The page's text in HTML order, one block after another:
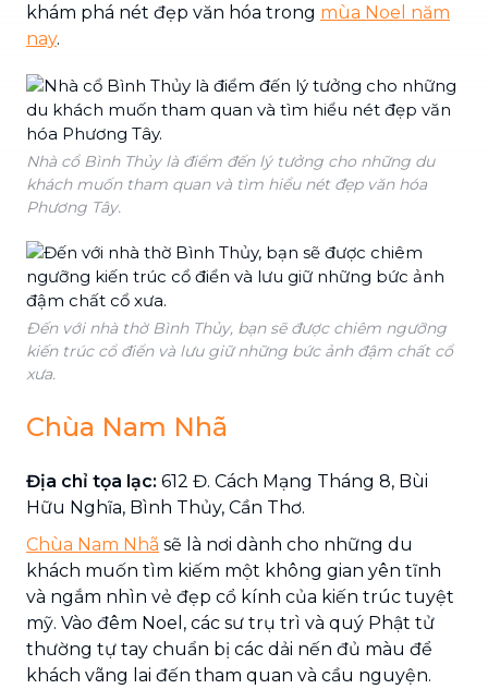
khám phá nét đẹp văn hóa trong mùa Noel năm
nay.
Nhà cổ Bình Thủy là điểm đến lý tưởng cho những du
khách muốn tham quan và tìm hiểu nét đẹp văn hóa
Phương Tây.
Đến với nhà thờ Bình Thủy, bạn sẽ được chiêm ngưỡng
kiến trúc cổ điển và lưu giữ những bức ảnh đậm chất cổ
xưa.
Chùa Nam Nhã
Địa chỉ tọa lạc: 612 Đ. Cách Mạng Tháng 8, Bùi
Hữu Nghĩa, Bình Thủy, Cần Thơ.
Chùa Nam Nhã sẽ là nơi dành cho những du
khách muốn tìm kiếm một không gian yên tĩnh
và ngắm nhìn vẻ đẹp cổ kính của kiến trúc tuyệt
mỹ. Vào đêm Noel, các sư trụ trì và quý Phật tử
thường tự tay chuẩn bị các dải nến đủ màu để
khách vãng lai đến tham quan và cầu nguyện.